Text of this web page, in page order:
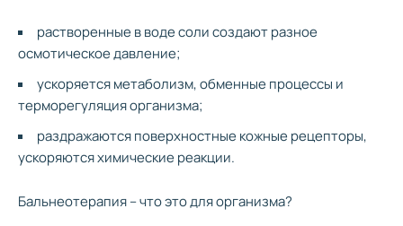
растворенные в воде соли создают разное
осмотическое давление;
ускоряется метаболизм, обменные процессы и
терморегуляция организма;
раздражаются поверхностные кожные рецепторы,
ускоряются химические реакции.
Бальнеотерапия – что это для организма?